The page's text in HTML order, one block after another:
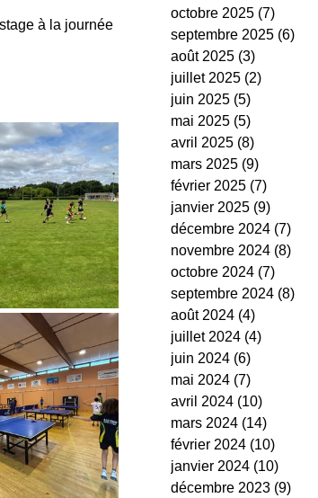
à la journée
cestas fit ping tonic
video
octobre 2025 (7)
septembre 2025 (6)
août 2025 (3)
juillet 2025 (2)
juin 2025 (5)
mai 2025 (5)
avril 2025 (8)
mars 2025 (9)
février 2025 (7)
janvier 2025 (9)
décembre 2024 (7)
novembre 2024 (8)
octobre 2024 (7)
septembre 2024 (8)
août 2024 (4)
juillet 2024 (4)
juin 2024 (6)
mai 2024 (7)
avril 2024 (10)
mars 2024 (14)
février 2024 (10)
janvier 2024 (10)
décembre 2023 (9)